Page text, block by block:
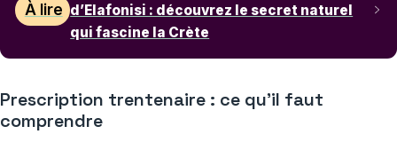
À lire d’Elafonisi : découvrez le secret naturel
qui fascine la Crète
Prescription trentenaire : ce qu’il faut
comprendre